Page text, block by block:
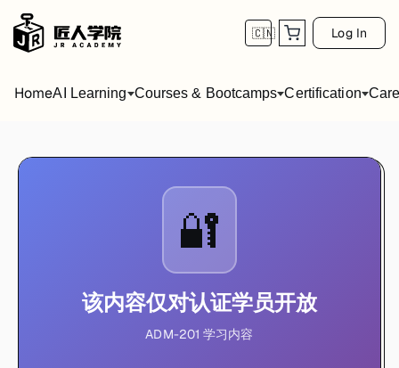
🇨🇳 Log In
HomeAI Learning Courses & Bootcamps Certification
🔐
该内容仅对认证学员开放
ADM-201 学习内容